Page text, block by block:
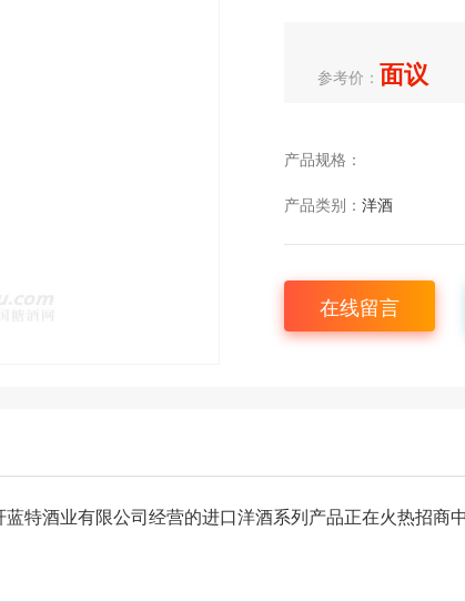
参考价： 面议
产品规格：
产品类别： 洋酒
在线留言
蓝特酒业有限公司经营的进口洋酒系列产品正在火热招商